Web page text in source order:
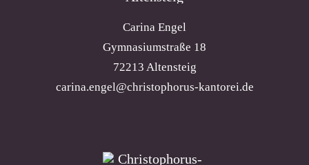
Carina Engel
Gymnasiumstraße 18
72213 Altensteig
carina.engel@christophorus-kantorei.de